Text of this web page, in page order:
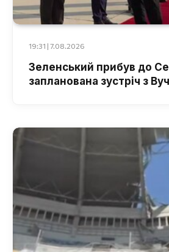
19:31 | 7.08.2026
Зеленський прибув до
запланована зустріч з